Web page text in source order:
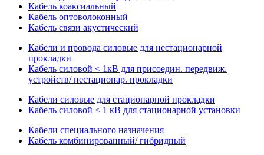
Кабель коаксиальный
Кабель оптоволоконный
Кабель связи акустический
Кабели и провода силовые для нестационарной
прокладки
Кабель силовой < 1кВ для присоедин. передвиж.
устройств/ нестационар. прокладки
Кабели силовые для стационарной прокладки
Кабель силовой < 1 кВ для стационарной установки
Кабели специального назначения
Кабель комбинированный/ гибридный